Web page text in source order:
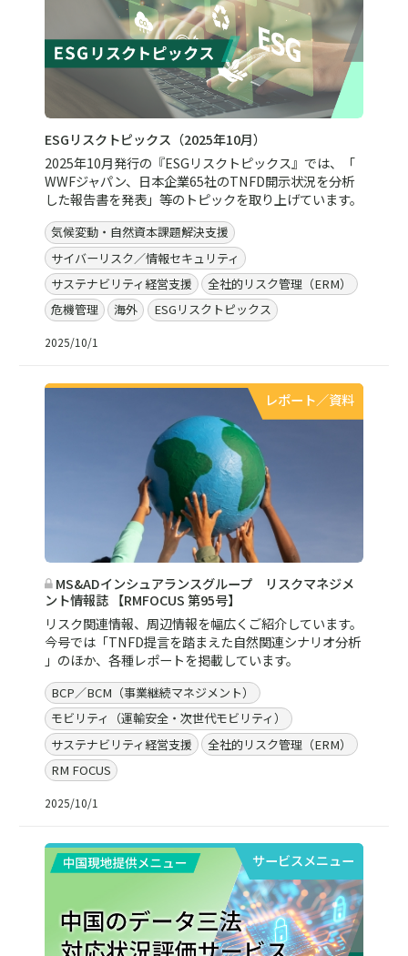
ESGリスクトピックス（2025年10月）
2025年10月発行の『ESGリスクトピックス』では、「
WWFジャパン、日本企業65社のTNFD開示状況を分析
した報告書を発表」等のトピックを取り上げています。
気候変動・自然資本課題解決支援
サイバーリスク／情報セキュリティ
サステナビリティ経営支援
全社的リスク管理（ERM）
危機管理
海外 ESGリスクトピックス
2025/10/1
レポート／資料
MS&ADインシュアランスグループ リスクマネジメ
ント情報誌 【RMFOCUS 第95号】
リスク関連情報、周辺情報を幅広くご紹介しています。
今号では「TNFD提言を踏まえた自然関連シナリオ分析
」のほか、各種レポートを掲載しています。
BCP／BCM（事業継続マネジメント）
モビリティ（運輸安全・次世代モビリティ）
サステナビリティ経営支援
全社的リスク管理（ERM）
RM FOCUS
2025/10/1
サービスメニュー